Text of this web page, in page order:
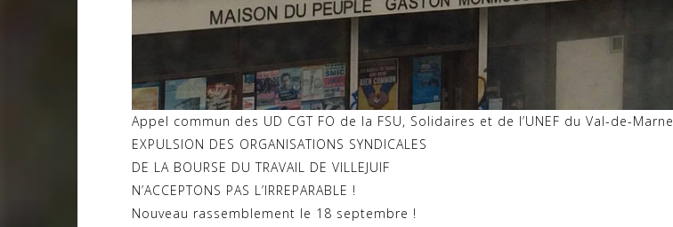
Appel commun des UD CGT FO de la FSU, Solidaires et de l’UNEF du Val-de-Marne
EXPULSION DES ORGANISATIONS SYNDICALES
DE LA BOURSE DU TRAVAIL DE VILLEJUIF
N’ACCEPTONS PAS L’IRREPARABLE !
Nouveau rassemblement le 18 septembre !